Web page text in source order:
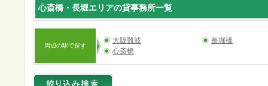
心斎橋・長堀エリアの貸事務所一覧
周辺の駅で探す
大阪難波
長堀橋
心斎橋